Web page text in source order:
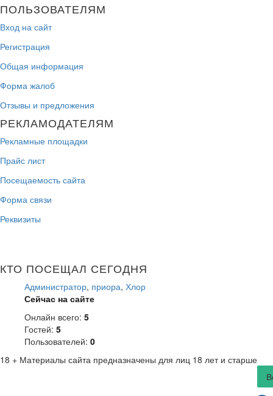
ПОЛЬЗОВАТЕЛЯМ
Вход на сайт
Регистрация
Общая информация
Форма жалоб
Отзывы и предложения
РЕКЛАМОДАТЕЛЯМ
Рекламные площадки
Прайс лист
Посещаемость сайта
Форма связи
Реквизиты
КТО ПОСЕЩАЛ СЕГОДНЯ
Администратор, приора, Хлор
Сейчас на сайте
Онлайн всего: 5
Гостей: 5
Пользователей: 0
18 + Материалы сайта предназначены для лиц 18 лет и старше